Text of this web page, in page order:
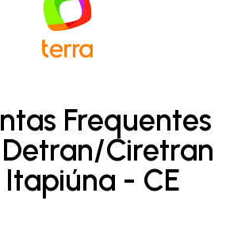
Frequentes
Ciretran
- CE